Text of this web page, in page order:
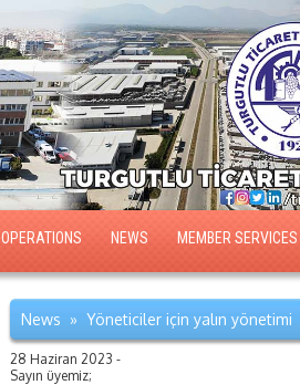
OPERATIONS NEWS MEMBER SERVICES
News » Yöneticiler için yalın yönetimi
28 Haziran 2023 -
Sayın üyemiz;